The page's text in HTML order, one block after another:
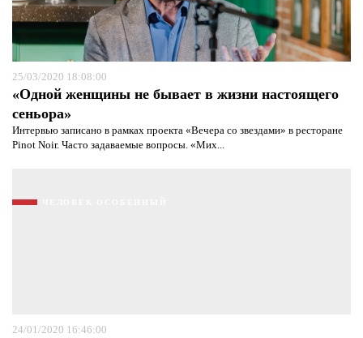
25/03/2020 18:08:00
«Одной женщины не бывает в жизни настоящего
сеньора»
Интервью записано в рамках проекта «Вечера со звездами» в ресторане
Pinot Noir. Часто задаваемые вопросы. «Мих...
24/01/2020 16:46:00